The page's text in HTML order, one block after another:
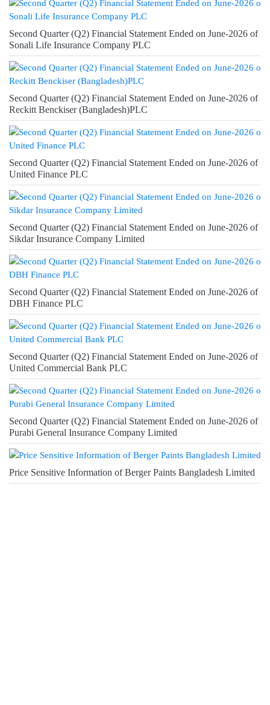
Second Quarter (Q2) Financial Statement Ended on June-2026 of
Sonali Life Insurance Company PLC
Second Quarter (Q2) Financial Statement Ended on June-2026 of
Reckitt Benckiser (Bangladesh)PLC
Second Quarter (Q2) Financial Statement Ended on June-2026 of
United Finance PLC
Second Quarter (Q2) Financial Statement Ended on June-2026 of
Sikdar Insurance Company Limited
Second Quarter (Q2) Financial Statement Ended on June-2026 of
DBH Finance PLC
Second Quarter (Q2) Financial Statement Ended on June-2026 of
United Commercial Bank PLC
Second Quarter (Q2) Financial Statement Ended on June-2026 of
Purabi General Insurance Company Limited
Price Sensitive Information of Berger Paints Bangladesh Limited